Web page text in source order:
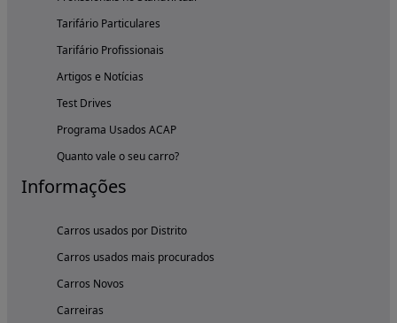
Tarifário Particulares
Tarifário Profissionais
Artigos e Notícias
Test Drives
Programa Usados ACAP
Quanto vale o seu carro?
Informações
Carros usados por Distrito
Carros usados mais procurados
Carros Novos
Carreiras